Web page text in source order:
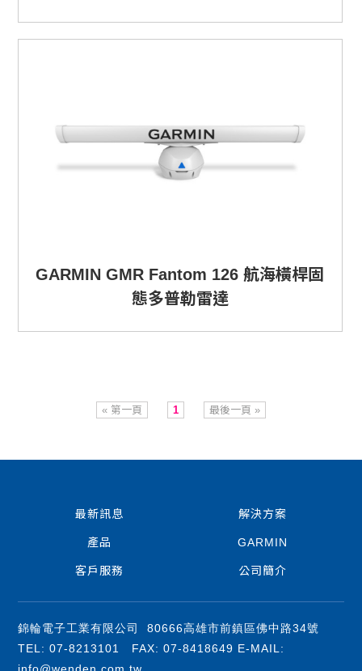
GARMIN GMR Fantom 126 航海橫桿固
態多普勒雷達
« 第一頁 1 最後一頁 »
最新訊息 解決方案
產品 GARMIN
客戶服務 公司簡介
錦輪電子工業有限公司 80666高雄市前鎮區佛中路34號
TEL: 07-8213101 FAX: 07-8418649 E-MAIL: